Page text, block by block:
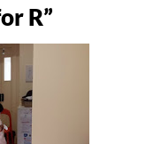
R”